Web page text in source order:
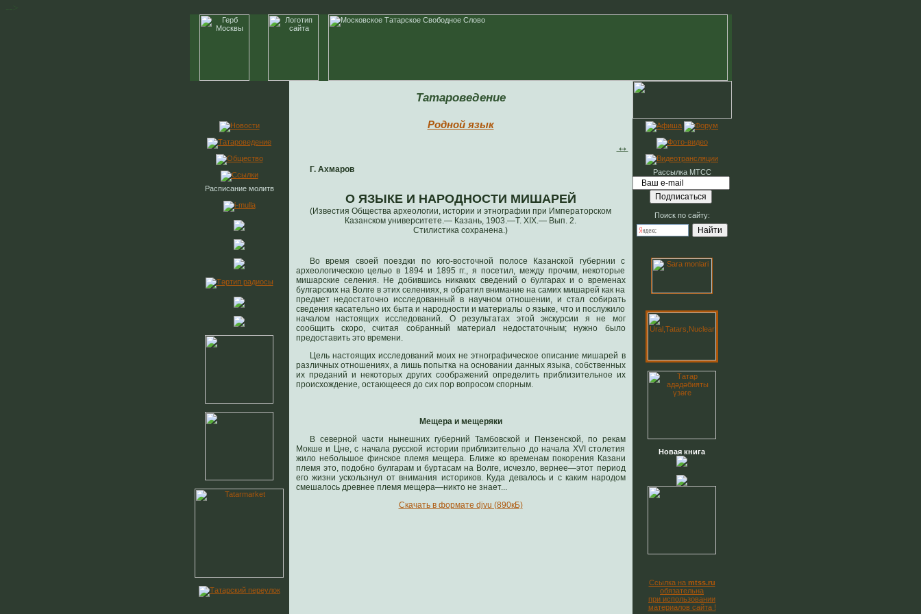
Расписание молитв
Татароведение
Родной язык
↔
Г. Ахмаров
О ЯЗЫКЕ И НАРОДНОСТИ МИШАРЕЙ
(Известия Общества археологии, истории и этнографии при Императорском
Казанском университете.— Казань, 1903.—Т. ХIХ.— Вып. 2.
Стилистика сохранена.)
Во время своей поездки по юго-восточной полосе Казанской губернии с
археологическою целью в 1894 и 1895 гг., я посетил, между прочим, некоторые
мишарские селения. Не добившись никаких сведений о булгарах и о временах
булгарских на Волге в этих селениях, я обратил внимание на самих мишарей как на
предмет недостаточно исследованный в научном отношении, и стал собирать
сведения касательно их быта и народности и материалы о языке, что и послужило
началом настоящих исследований. О результатах этой экскурсии я не мог
сообщить скоро, считая собранный материал недостаточным; нужно было
предоставить это времени.
Цель настоящих исследований моих не этнографическое описание мишарей в
различных отношениях, а лишь попытка на основании данных языка, собственных
их преданий и некоторых других соображений определить приблизительное их
происхождение, остающееся до сих пор вопросом спорным.
Мещера и мещеряки
В северной части нынешних губерний Тамбовской и Пензенской, по рекам
Мокше и Цне, с начала русской истории приблизительно до начала XVI столетия
жило небольшое финское племя мещера. Ближе ко временам покорения Казани
племя это, подобно булгарам и буртасам на Волге, исчезло, вернее—этот период
его жизни ускользнул от внимания историков. Куда девалось и с каким народом
смешалось древнее племя мещера—никто не знает...
Скачать в формате djvu (890кБ)
Рассылка МТСС
Поиск по сайту:
Новая книга
Ссылка на mtss.ru
обязательна
при использовании
материалов сайта !